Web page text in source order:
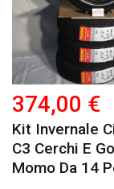
374,00 €
Kit Invernale
C3 Cerchi E
Momo Da 14